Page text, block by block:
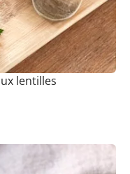
lentilles